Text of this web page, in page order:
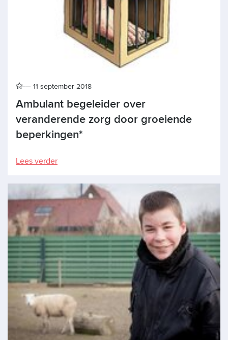
Ambulant begeleider over
veranderende zorg door groeiende
beperkingen*
11 september 2018
Lees verder